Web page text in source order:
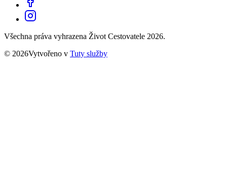
Všechna práva vyhrazena Život Cestovatele 2026.
© 2026Vytvořeno v Tuty služby